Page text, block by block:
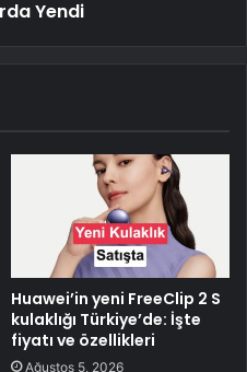
Yendi
Huawei’in yeni FreeClip 2 S
kulaklığı Türkiye’de: İşte
fiyatı ve özellikleri
Ağustos 5, 2026